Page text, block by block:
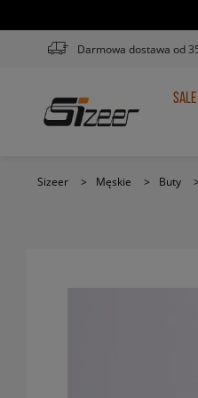
Darmowa dostawa od
SALE
SALE
Sizeer > Męskie > Buty >